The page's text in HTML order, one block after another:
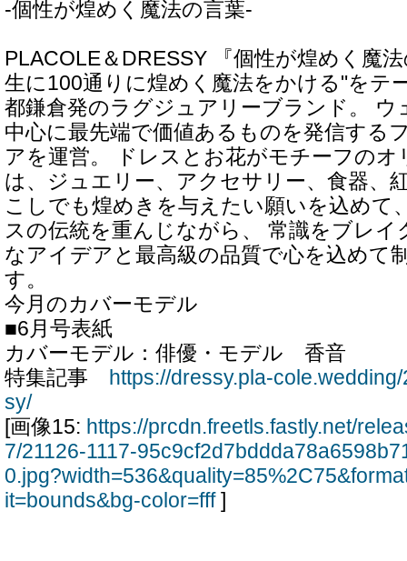
-個性が煌めく魔法の言葉-
PLACOLE＆DRESSY 『個性が煌めく魔
生に100通りに煌めく魔法をかける"をテ
都鎌倉発のラグジュアリーブランド。
中心に最先端で価値あるものを発信する
アを運営。 ドレスとお花がモチーフの
は、ジュエリー、アクセサリー、食器、
こしでも煌めきを与えたい願いを込めて
スの伝統を重んじながら、 常識をブレイ
なアイデアと最高級の品質で心を込めて
す。
今月のカバーモデル
■6月号表紙
カバーモデル：俳優・モデル 香音
特集記事
https://dressy.pla-
sy/
[画像15: https://prcdn.freetls.fastly.net/
7/21126-1117-
it=bounds&bg-color=fff]